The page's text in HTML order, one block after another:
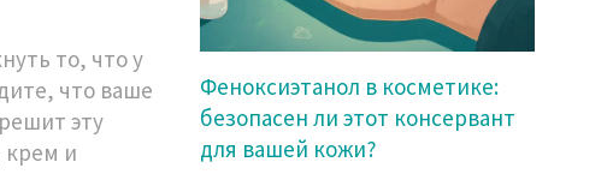
то, что у
что ваше
эту
крем и
Феноксиэтанол в косметике:
безопасен ли этот консервант
для вашей кожи?